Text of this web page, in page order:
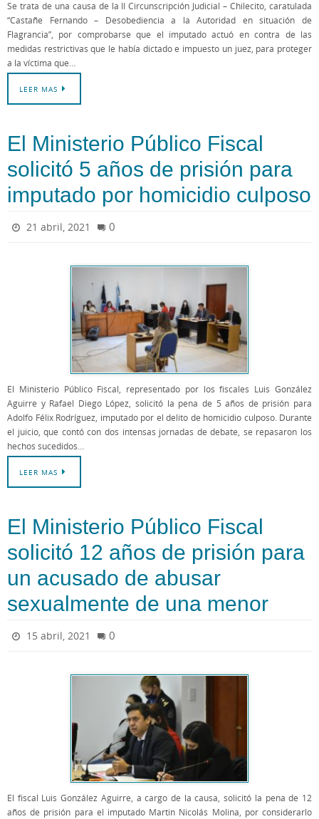
Se trata de una causa de la II Circunscripción Judicial – Chilecito, caratulada
“Castañe Fernando – Desobediencia a la Autoridad en situación de
Flagrancia”, por comprobarse que el imputado actuó en contra de las
medidas restrictivas que le había dictado e impuesto un juez, para proteger
a la víctima que…
LEER MAS
El Ministerio Público Fiscal
solicitó 5 años de prisión para
imputado por homicidio culposo
21 abril, 2021 0
El Ministerio Público Fiscal, representado por los fiscales Luis González
Aguirre y Rafael Diego López, solicitó la pena de 5 años de prisión para
Adolfo Félix Rodríguez, imputado por el delito de homicidio culposo. Durante
el juicio, que contó con dos intensas jornadas de debate, se repasaron los
hechos sucedidos…
LEER MAS
El Ministerio Público Fiscal
solicitó 12 años de prisión para
un acusado de abusar
sexualmente de una menor
15 abril, 2021 0
El fiscal Luis González Aguirre, a cargo de la causa, solicitó la pena de 12
años de prisión para el imputado Martin Nicolás Molina, por considerarlo